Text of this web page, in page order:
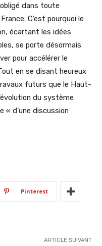
dans toute
C’est pourquoi le
écartant les idées
se porte désormais
pour accélérer le
en se disant heureux
futurs que le Haut-
du système
« d’une discussion
Pinterest
ARTICLE SUIVANT